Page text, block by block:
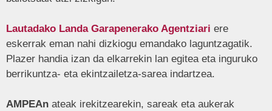
Lautadako Landa Garapenerako Agentziari ere
eskerrak eman nahi dizkiogu emandako laguntzagatik.
Plazer handia izan da elkarrekin lan egitea eta inguruko
berrikuntza- eta ekintzailetza-sarea indartzea.
AMPEAn ateak irekitzearekin, sareak eta aukerak